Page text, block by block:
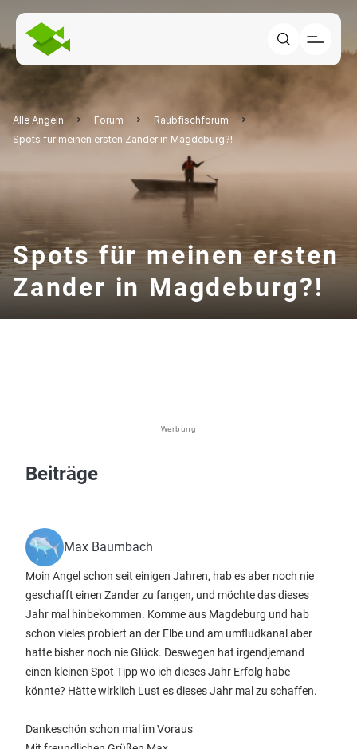
Alle Angeln Forum
Raubfischforum
Spots für meinen ersten Zander in Magdeburg?!
Spots für meinen ersten
Zander in Magdeburg?!
Werbung
Beiträge
Max Baumbach
Moin Angel schon seit einigen Jahren, hab es aber noch nie
geschafft einen Zander zu fangen, und möchte das dieses
Jahr mal hinbekommen. Komme aus Magdeburg und hab
schon vieles probiert an der Elbe und am umfludkanal aber
hatte bisher noch nie Glück. Deswegen hat irgendjemand
einen kleinen Spot Tipp wo ich dieses Jahr Erfolg habe
könnte? Hätte wirklich Lust es dieses Jahr mal zu schaffen.
Dankeschön schon mal im Voraus